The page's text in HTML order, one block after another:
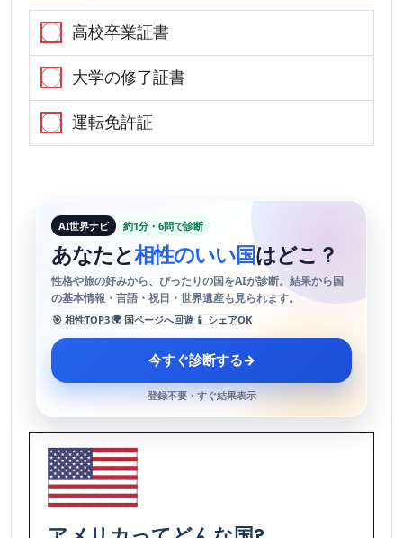
高校卒業証書
大学の修了証書
運転免許証
AI世界ナビ 約1分・6問で診断
あなたと相性のいい国はどこ？
性格や旅の好みから、ぴったりの国をAIが診断。結果から国
の基本情報・言語・祝日・世界遺産も見られます。
🎯 相性TOP3🌍 国ページへ回遊 📱 シェアOK
今すぐ診断する→
登録不要・すぐ結果表示